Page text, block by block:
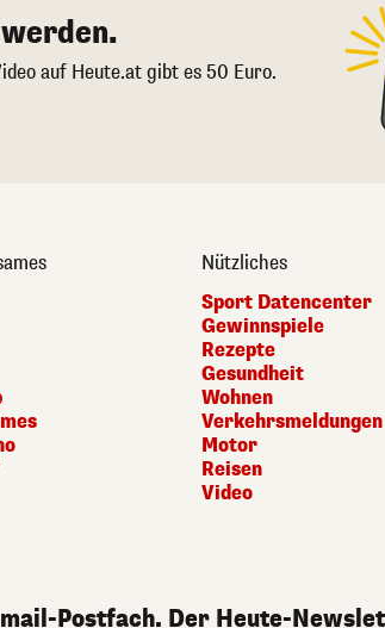
werden.
auf Heute.at gibt es 50 Euro.
Nützliches
Sport Datencenter
Gewinnspiele
Rezepte
Gesundheit
Wohnen
Verkehrsmeldungen
Motor
Reisen
Video
Postfach. Der Heute-